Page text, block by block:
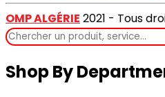
OMP ALGÉRIE 2021 - Tous
Shop By